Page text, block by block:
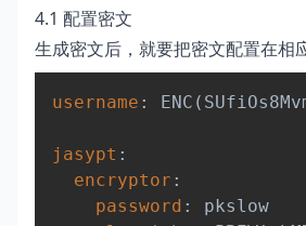
4.1 配置密文
生成密文后，就要把密文配置在相
username :
jasypt :
encryptor :
password :
pkslow